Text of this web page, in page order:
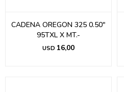
CADENA OREGON 325 0.50"
95TXL X MT.-
USD 16,00